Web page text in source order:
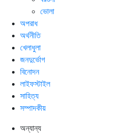
ভোলা
অপরাধ
অর্থনীতি
খেলাধুলা
জনদুর্ভোগ
বিনোদন
লাইফস্টাইল
সাহিত্য
সম্পাদকীয়
অন্যান্য